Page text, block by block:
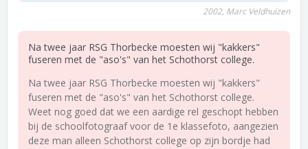
2002, Marc Veldhuizen
Na twee jaar RSG Thorbecke moesten wij "kakkers"
fuseren met de "aso's" van het Schothorst college.
Na twee jaar RSG Thorbecke moesten wij "kakkers"
fuseren met de "aso's" van het Schothorst college.
Weet nog goed dat we een aardige rel geschopt hebben
bij de schoolfotograaf voor de 1e klassefoto, aangezien
deze man alleen Schothorst college op zijn bordje had